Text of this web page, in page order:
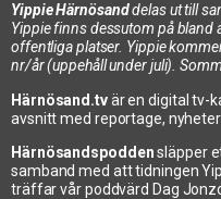
Yippie Härnösanddelas ut till
Yippie finns dessutom på bland
offentliga platser. Yippie
nr/år (uppehåll under juli).
Härnösand.tvär en digital tv-
avsnitt med reportage,
Härnösandspoddensläpper
samband med att tidningen
träffar vår poddvärd Dag